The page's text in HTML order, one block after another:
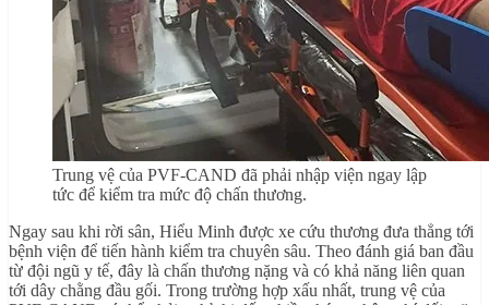
Trung vệ của PVF-CAND đã phải nhập viện ngay lập
tức để kiểm tra mức độ chấn thương.
Ngay sau khi rời sân, Hiểu Minh được xe cứu thương đưa thẳng tới
bệnh viện để tiến hành kiểm tra chuyên sâu. Theo đánh giá ban đầu
từ đội ngũ y tế, đây là chấn thương nặng và có khả năng liên quan
tới dây chằng đầu gối. Trong trường hợp xấu nhất, trung vệ của